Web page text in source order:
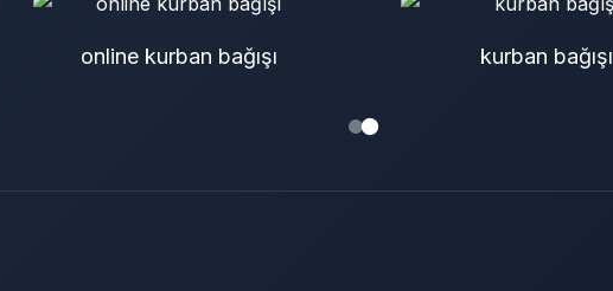
online kurban bağışı kurban bağışı